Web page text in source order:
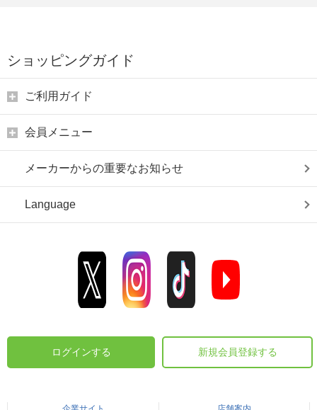
ショッピングガイド
ご利用ガイド
会員メニュー
メーカーからの重要なお知らせ
Language
ログインする 新規会員登録する